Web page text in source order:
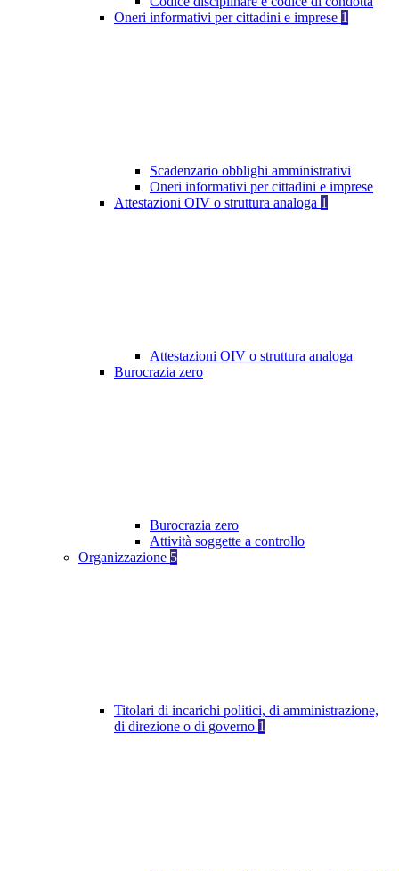
Oneri informativi per cittadini e imprese 1
Scadenzario obblighi amministrativi
Oneri informativi per cittadini e imprese
Attestazioni OIV o struttura analoga 1
Attestazioni OIV o struttura analoga
Burocrazia zero
Burocrazia zero
Attività soggette a controllo
Organizzazione 5
Titolari di incarichi politici, di amministrazione,
di direzione o di governo 1